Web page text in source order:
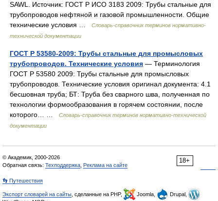
SAWL. Источник: ГОСТ Р ИСО 3183 2009: Трубы стальные для
трубопроводов нефтяной и газовой промышленности. Общие
технические условия …
Словарь-справочник терминов нормативно-
технической документации
ГОСТ Р 53580-2009: Трубы стальные для промысловых
трубопроводов. Технические условия — Терминология
ГОСТ Р 53580 2009: Трубы стальные для промысловых
трубопроводов. Технические условия оригинал документа: 4.1
бесшовная труба; БТ: Труба без сварного шва, полученная по
технологии формообразования в горячем состоянии, после
которого… …
Словарь-справочник терминов нормативно-технической
документации
18+
© Академик, 2000-2026
Обратная связь: Техподдержка Реклама на сайте
👣 Путешествия
Экспорт словарей на сайты , сделанные на PHP, Joomla,
Drupal,